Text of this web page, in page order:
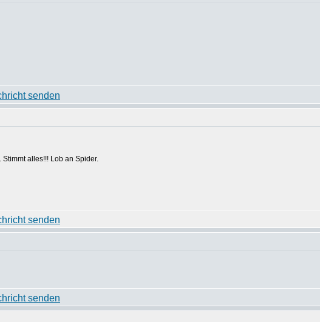
alles!!! Lob an Spider.